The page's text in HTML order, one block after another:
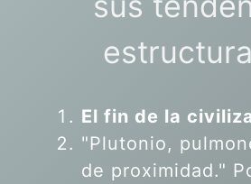
El fin de la
"Plutonio,
de proximidad."